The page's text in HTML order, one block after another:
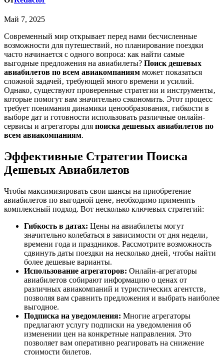
Май 7, 2025
Современный мир открывает перед нами бесчисленные
возможности для путешествий‚ но планирование поездки
часто начинается с одного вопроса: как найти самые
выгодные предложения на авиабилеты? Поиск дешевых
авиабилетов по всем авиакомпаниям может показаться
сложной задачей‚ требующей много времени и усилий.
Однако‚ существуют проверенные стратегии и инструменты‚
которые помогут вам значительно сэкономить. Этот процесс
требует понимания динамики ценообразования‚ гибкости в
выборе дат и готовности использовать различные онлайн-
сервисы и агрегаторы для поиска дешевых авиабилетов по
всем авиакомпаниям.
Эффективные Стратегии Поиска
Дешевых Авиабилетов
Чтобы максимизировать свои шансы на приобретение
авиабилетов по выгодной цене‚ необходимо применять
комплексный подход. Вот несколько ключевых стратегий:
Гибкость в датах: Цены на авиабилеты могут
значительно колебаться в зависимости от дня недели‚
времени года и праздников. Рассмотрите возможность
сдвинуть даты поездки на несколько дней‚ чтобы найти
более дешевые варианты.
Использование агрегаторов: Онлайн-агрегаторы
авиабилетов собирают информацию о ценах от
различных авиакомпаний и туристических агентств‚
позволяя вам сравнить предложения и выбрать наиболее
выгодное.
Подписка на уведомления: Многие агрегаторы
предлагают услугу подписки на уведомления об
изменении цен на конкретные направления. Это
позволяет вам оперативно реагировать на снижение
стоимости билетов.